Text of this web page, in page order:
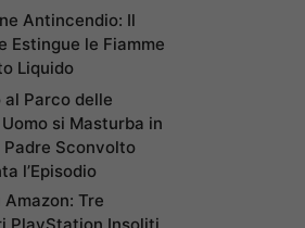
Antincendio: Il
Estingue le Fiamme
Liquido
al Parco delle
si Masturba in
Padre Sconvolto
l’Episodio
Tre
PlayStation Insoliti